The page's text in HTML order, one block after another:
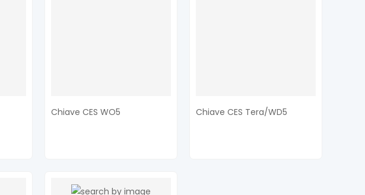
Chiave CES WO5 Chiave CES Tera/WD5